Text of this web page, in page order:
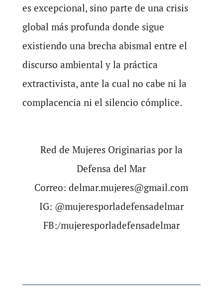
es excepcional, sino parte de una crisis
global más profunda donde sigue
existiendo una brecha abismal entre el
discurso ambiental y la práctica
extractivista, ante la cual no cabe ni la
complacencia ni el silencio cómplice.
Red de Mujeres Originarias por la
Defensa del Mar
Correo: delmar.mujeres@gmail.com
IG: @mujeresporladefensadelmar
FB:/mujeresporladefensadelmar